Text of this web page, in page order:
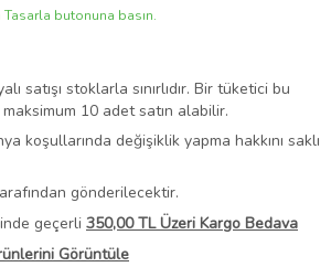
butonuna basın.
satışı stoklarla sınırlıdır. Bir tüketici bu
10 adet satın alabilir.
koşullarında değişiklik yapma hakkını saklı
gönderilecektir.
geçerli 350,00 TL Üzeri Kargo Bedava
Görüntüle